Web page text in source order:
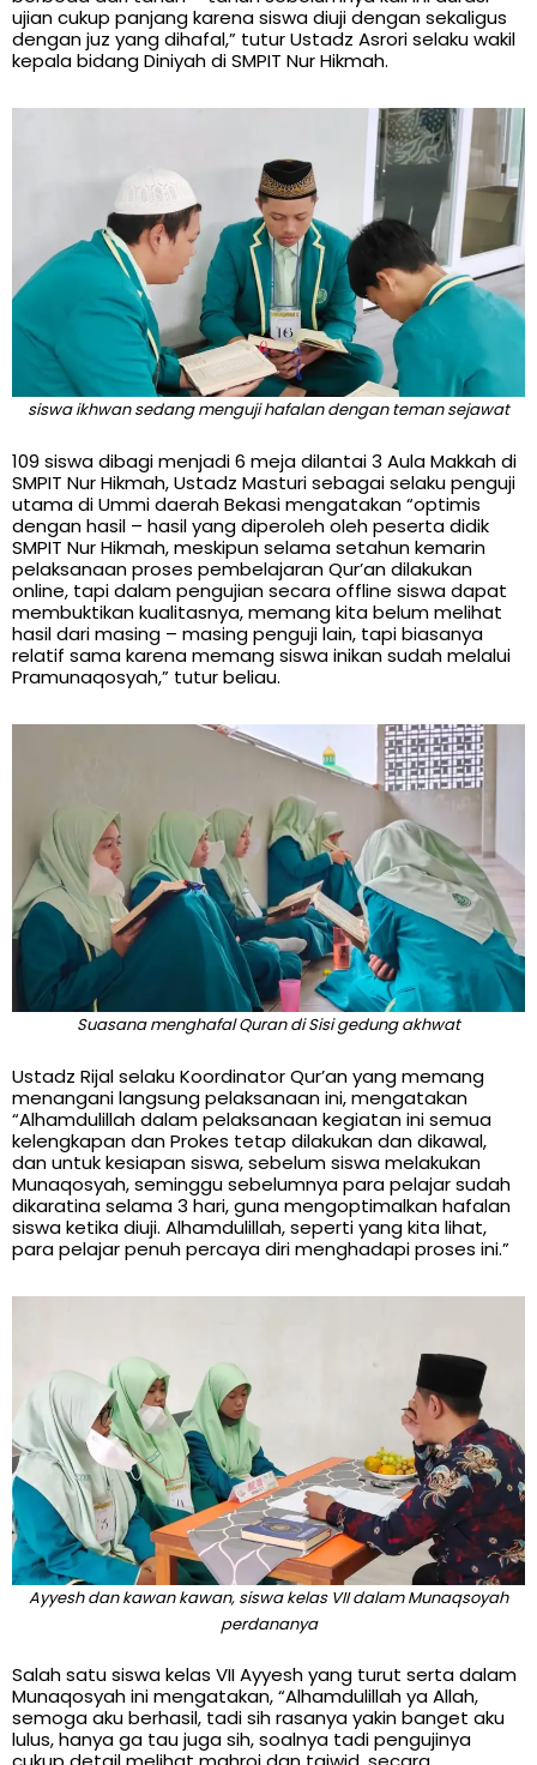
ujian cukup panjang karena siswa diuji dengan sekaligus
dengan juz yang dihafal,” tutur Ustadz Asrori selaku wakil
kepala bidang Diniyah di SMPIT Nur Hikmah.
siswa ikhwan sedang menguji hafalan dengan teman sejawat
109 siswa dibagi menjadi 6 meja dilantai 3 Aula Makkah di
SMPIT Nur Hikmah, Ustadz Masturi sebagai selaku penguji
utama di Ummi daerah Bekasi mengatakan “optimis
dengan hasil – hasil yang diperoleh oleh peserta didik
SMPIT Nur Hikmah, meskipun selama setahun kemarin
pelaksanaan proses pembelajaran Qur’an dilakukan
online, tapi dalam pengujian secara offline siswa dapat
membuktikan kualitasnya, memang kita belum melihat
hasil dari masing – masing penguji lain, tapi biasanya
relatif sama karena memang siswa inikan sudah melalui
Pramunaqosyah,” tutur beliau.
Suasana menghafal Quran di Sisi gedung akhwat
Ustadz Rijal selaku Koordinator Qur’an yang memang
menangani langsung pelaksanaan ini, mengatakan
“Alhamdulillah dalam pelaksanaan kegiatan ini semua
kelengkapan dan Prokes tetap dilakukan dan dikawal,
dan untuk kesiapan siswa, sebelum siswa melakukan
Munaqosyah, seminggu sebelumnya para pelajar sudah
dikaratina selama 3 hari, guna mengoptimalkan hafalan
siswa ketika diuji. Alhamdulillah, seperti yang kita lihat,
para pelajar penuh percaya diri menghadapi proses ini.”
Ayyesh dan kawan kawan, siswa kelas VII dalam Munaqsoyah
perdananya
Salah satu siswa kelas VII Ayyesh yang turut serta dalam
Munaqosyah ini mengatakan, “Alhamdulillah ya Allah,
semoga aku berhasil, tadi sih rasanya yakin banget aku
lulus, hanya ga tau juga sih, soalnya tadi pengujinya